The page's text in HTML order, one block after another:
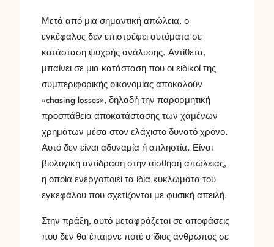
Μετά από μια σημαντική απώλεια, ο
εγκέφαλος δεν επιστρέφει αυτόματα σε
κατάσταση ψυχρής ανάλυσης. Αντίθετα,
μπαίνει σε μια κατάσταση που οι ειδικοί της
συμπεριφορικής οικονομίας αποκαλούν
«chasing losses», δηλαδή την παρορμητική
προσπάθεια αποκατάστασης των χαμένων
χρημάτων μέσα στον ελάχιστο δυνατό χρόνο.
Αυτό δεν είναι αδυναμία ή απληστία. Είναι
βιολογική αντίδραση στην αίσθηση απώλειας,
η οποία ενεργοποιεί τα ίδια κυκλώματα του
εγκεφάλου που σχετίζονται με φυσική απειλή.
Στην πράξη, αυτό μεταφράζεται σε αποφάσεις
που δεν θα έπαιρνε ποτέ ο ίδιος άνθρωπος σε